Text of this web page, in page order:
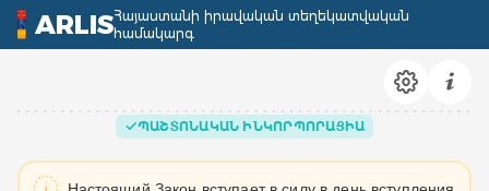
ARLISՀայաստանի իրավական տեղեկատվական
համակարգ
ՊԱՇՏՈՆԱԿԱՆ ԻՆԿՈՐՊՈՐԱՑԻԱ